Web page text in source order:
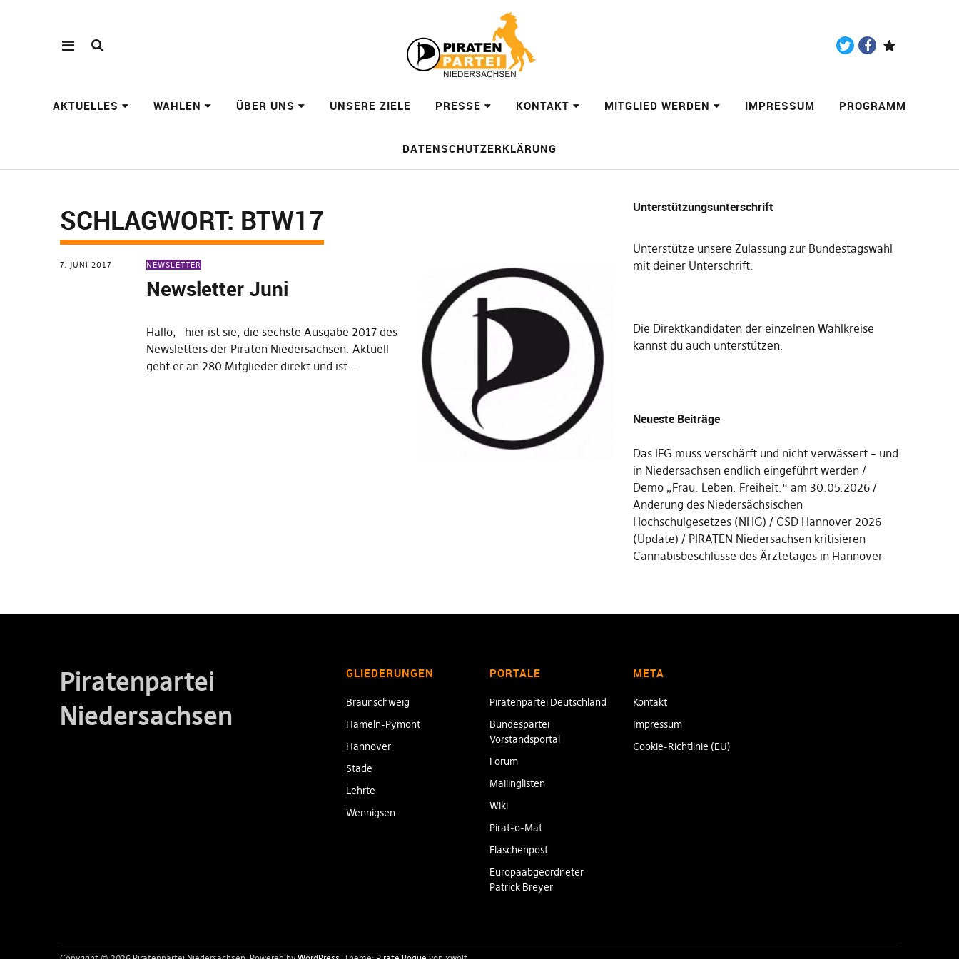
AKTUELLES WAHLEN ÜBER UNS UNSERE ZIELE PRESSE KONTAKT MITGLIED WERDEN IMPRESSUM PROGRAMM
DATENSCHUTZERKLÄRUNG
SCHLAGWORT: BTW17
7. JUNI 2017 NEWSLETTER
Newsletter Juni
Hallo, hier ist sie, die sechste Ausgabe 2017 des
Newsletters der Piraten Niedersachsen. Aktuell
geht er an 280 Mitglieder direkt und ist…
Unterstützungsunterschrift
Unterstütze unsere Zulassung zur Bundestagswahl
mit deiner Unterschrift.
Die Direktkandidaten der einzelnen Wahlkreise
kannst du auch unterstützen.
Neueste Beiträge
Das IFG muss verschärft und nicht verwässert – und
in Niedersachsen endlich eingeführt werden
Demo „Frau. Leben. Freiheit.“ am 30.05.2026
Änderung des Niedersächsischen
Hochschulgesetzes (NHG)
CSD Hannover 2026
(Update)
PIRATEN Niedersachsen kritisieren
Cannabisbeschlüsse des Ärztetages in Hannover
Piratenpartei
Niedersachsen
GLIEDERUNGEN
Braunschweig
Hameln-Pymont
Hannover
Stade
Lehrte
Wennigsen
PORTALE
Piratenpartei Deutschland
Bundespartei
Vorstandsportal
Forum
Mailinglisten
Wiki
Pirat-o-Mat
Flaschenpost
Europaabgeordneter
Patrick Breyer
META
Kontakt
Impressum
Cookie-Richtlinie (EU)